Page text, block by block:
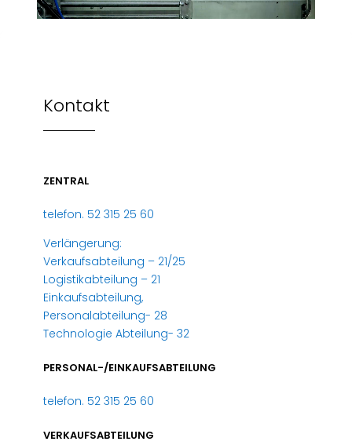
Kontakt
ZENTRAL
telefon. 52 315 25 60
Verlängerung:
Verkaufsabteilung – 21/25
Logistikabteilung – 21
Einkaufsabteilung,
Personalabteilung- 28
Technologie Abteilung- 32
PERSONAL-/EINKAUFSABTEILUNG
telefon. 52 315 25 60
VERKAUFSABTEILUNG